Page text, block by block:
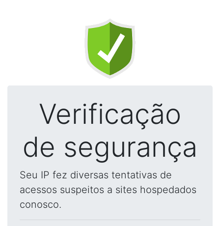
Verificação
de segurança
Seu IP fez diversas tentativas de
acessos suspeitos a sites hospedados
conosco.